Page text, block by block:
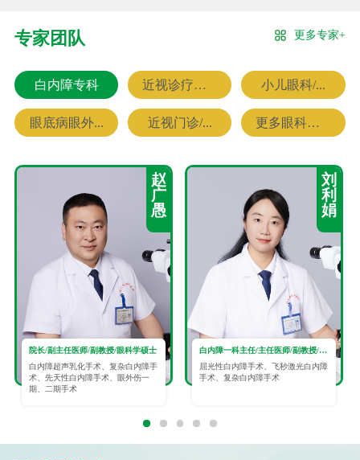
专家团队 更多专家+
白内障专科 近视诊疗专科 小儿眼科/...
眼底病眼外... 近视门诊/... 更多眼科专家
赵
广
愚
院长/副主任医师/副教授/眼科学硕士
白内障超声乳化手术、复杂白内障手
术、先天性白内障手术、眼外伤一
期、二期手术
刘
利
娟
白内障一科主任/主任医师/副教授/眼科学硕士
屈光性白内障手术、飞秒激光白内障
手术、复杂白内障手术